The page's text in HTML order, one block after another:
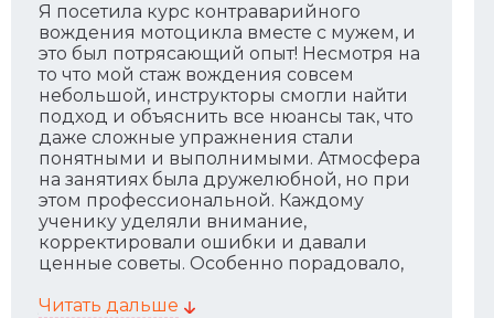
Я посетила курс контраварийного
вождения мотоцикла вместе с мужем, и
это был потрясающий опыт! Несмотря на
то что мой стаж вождения совсем
небольшой, инструкторы смогли найти
подход и объяснить все нюансы так, что
даже сложные упражнения стали
понятными и выполнимыми. Атмосфера
на занятиях была дружелюбной, но при
этом профессиональной. Каждому
ученику уделяли внимание,
корректировали ошибки и давали
ценные советы. Особенно порадовало,
уровень подготовки — я чувствовала
Читать дальше